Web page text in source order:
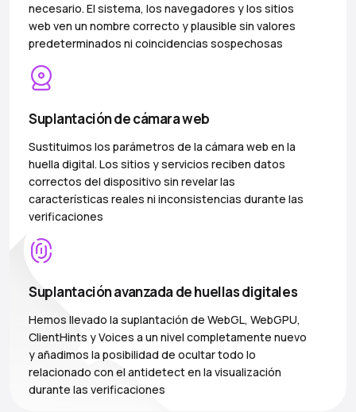
necesario. El sistema, los navegadores y los sitios
web ven un nombre correcto y plausible sin valores
predeterminados ni coincidencias sospechosas
Suplantación de cámara web
Sustituimos los parámetros de la cámara web en la
huella digital. Los sitios y servicios reciben datos
correctos del dispositivo sin revelar las
características reales ni inconsistencias durante las
verificaciones
Suplantación avanzada de huellas digitales
Hemos llevado la suplantación de WebGL, WebGPU,
ClientHints y Voices a un nivel completamente nuevo
y añadimos la posibilidad de ocultar todo lo
relacionado con el antidetect en la visualización
durante las verificaciones